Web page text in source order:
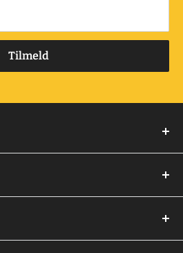
Tilmeld